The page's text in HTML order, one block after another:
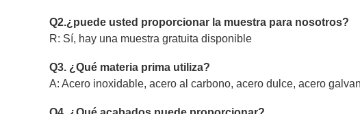
Q2.¿puede usted proporcionar la muestra para nosotros?
R: Sí, hay una muestra gratuita disponible
Q3. ¿Qué materia prima utiliza?
A: Acero inoxidable, acero al carbono, acero dulce, acero